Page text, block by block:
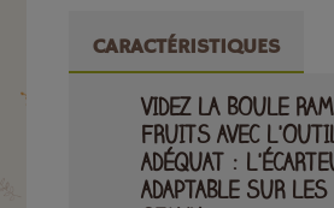
CARACTÉRISTIQUES
VIDEZ LA BOULE
FRUITS AVEC
ADÉQUAT :
ADAPTABLE SUR LES